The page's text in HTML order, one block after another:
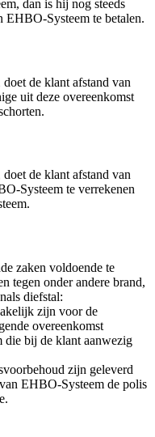
dan is hij nog steeds
EHBO-Systeem te betalen.
de klant afstand van
uit deze overeenkomst
de klant afstand van
Systeem te verrekenen
zaken voldoende te
tegen onder andere brand,
diefstal:
zijn voor de
overeenkomst
die bij de klant aanwezig
zijn geleverd
EHBO-Systeem de polis